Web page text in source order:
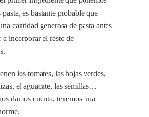
pasta, es bastante probable que
cantidad generosa de pasta antes
a incorporar el resto de
los tomates, las hojas verdes,
el aguacate, las semillas…
damos cuenta, tenemos una